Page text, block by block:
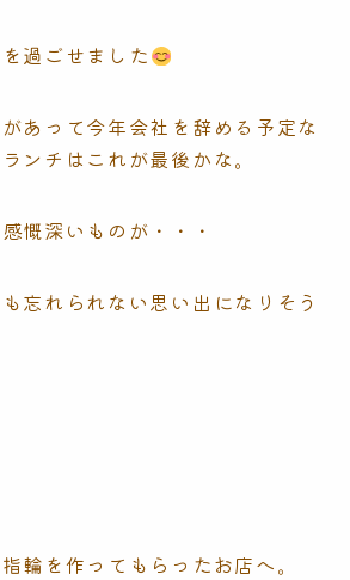
過ごせました
あって今年会社を辞める予定な
ンチはこれが最後かな。
慨深いものが・・・
忘れられない思い出になりそう
輪を作ってもらったお店へ。